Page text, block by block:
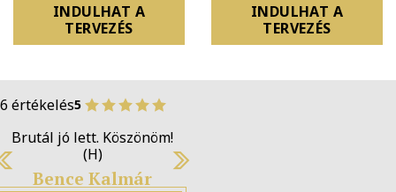
INDULHAT A
TERVEZÉS
INDULHAT A
TERVEZÉS
6 értékelés5
Brutál jó lett. Köszönöm! (H)
Bence Kalmár
Previous